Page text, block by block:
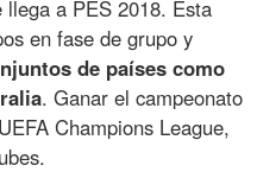
a PES 2018. Esta
en fase de grupo y
de países como
. Ganar el campeonato
Champions League,